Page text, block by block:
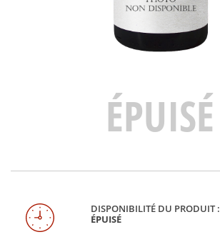
DISPONIBILITÉ DU PRODUIT :
ÉPUISÉ
ÉPUISÉ